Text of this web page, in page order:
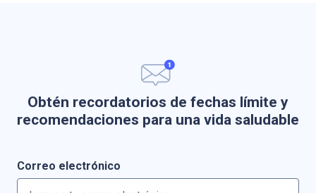
Obtén recordatorios de fechas límite y
recomendaciones para una vida saludable
Correo electrónico